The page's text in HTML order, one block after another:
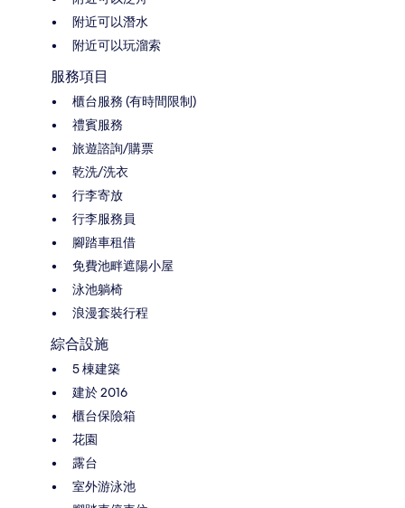
附近可以潛水
附近可以玩溜索
服務項目
櫃台服務 (有時間限制)
禮賓服務
旅遊諮詢/購票
乾洗/洗衣
行李寄放
行李服務員
腳踏車租借
免費池畔遮陽小屋
泳池躺椅
浪漫套裝行程
綜合設施
5 棟建築
建於 2016
櫃台保險箱
花園
露台
室外游泳池